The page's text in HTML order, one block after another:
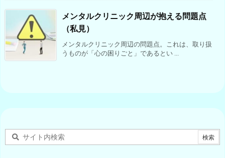
メンタルクリニック周辺が抱える問題点
（私見）
メンタルクリニック周辺の問題点。これは、取り扱
うものが「心の困りごと」であるとい ...